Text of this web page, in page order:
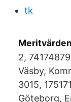
tk
2,
Väsby,
3015,
Göteborg,